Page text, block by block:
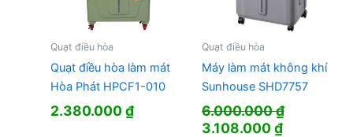
Quạt điều hòa
Quạt điều hòa làm mát
Hòa Phát HPCF1-010
2.380.000₫
Quạt điều hòa
Máy làm mát không khí
Sunhouse SHD7757
6.000.000₫
Giá
3.108.000₫Giá